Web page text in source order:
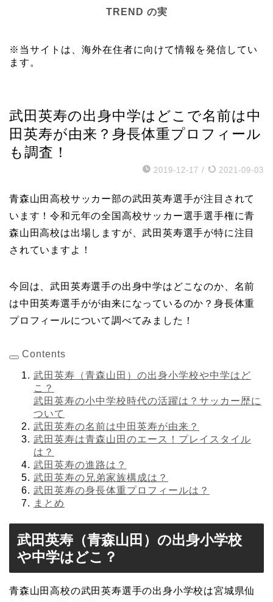
TREND の実
※当サイトは、海外在住者に向けて情報を発信してい
ます。
武田英寿の出身中学はどこで名前は中
田英寿が由来？身長体重プロフィール
も調査！
2019-12-17 / 2021-09-03
青森山田高校サッカー部の武田英寿選手が注目されて
います！令和元年の全国高校サッカー選手選手権に青
森山田高校は出場しますが、武田英寿選手が特に注目
されていますよ！
今回は、武田英寿選手の出身中学はどこなのか、名前
は中田英寿選手がが由来になっているのか？身長体重
プロフィールについて調べてみました！
Contents
武田英寿（青森山田）の出身小学校や中学はど
こ？
武田英寿の小中学校時代の活躍は？サッカー歴に
ついて
武田英寿の名前は中田英寿が由来？
武田英寿は青森山田のエース！プレイスタイル
は？
武田英寿の進路は？
武田英寿の兄弟家族構成は？
武田英寿の身長体重プロフィールは？
まとめ
武田英寿（青森山田）の出身小学校
や中学はどこ？
青森山田高校の武田英寿選手の出身小学校は宮城県仙